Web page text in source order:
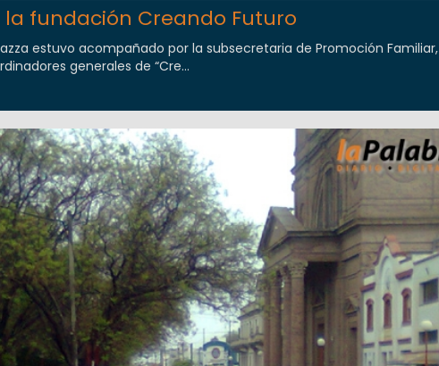
fundación Creando Futuro
estuvo acompañado por la subsecretaria de Promoción Familiar,
generales de “Cre...